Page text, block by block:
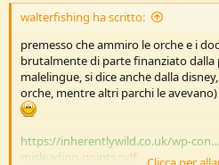
walterfishing ha scritto:
premesso che ammiro le orche e i
brutalmente di parte finanziato dalla
malelingue, si dice anche dalla
orche, mentre altri parchi le
https://inherentlywild.co.uk/wp-
misleading-points.pdf